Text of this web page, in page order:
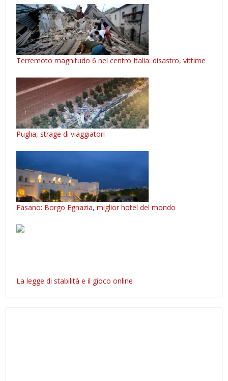
Terremoto magnitudo 6 nel centro Italia: disastro, vittime
Puglia, strage di viaggiatori
Fasano: Borgo Egnazia, miglior hotel del mondo
La legge di stabilità e il gioco online